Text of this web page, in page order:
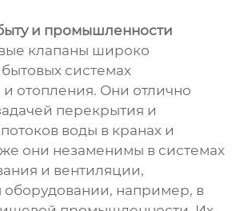
и промышленности
клапаны широко
системах
отопления. Они отлично
перекрытия и
воды в кранах и
они незаменимы в системах
и вентиляции,
например, в